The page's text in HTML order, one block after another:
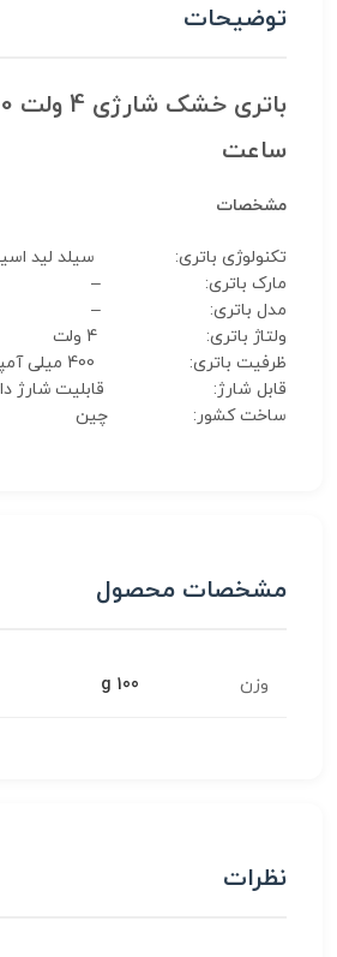
توضیحات
ساعت
مشخصات
تکنولوژی باتری: سیلد لید
مارک باتری: –
مدل باتری: –
ولتاژ باتری: 4 ولت
ظرفیت باتری: 400 میلی آمپر ساعت
قابل شارژ: قابلیت شارژ
ساخت کشور: چین
مشخصات محصول
وزن 100 g
نظرات